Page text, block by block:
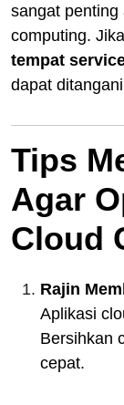
sangat penting
computing.
tempat
dapat
Tips
Agar
Cloud
Rajin
Aplikasi
Bersihkan
cepat.